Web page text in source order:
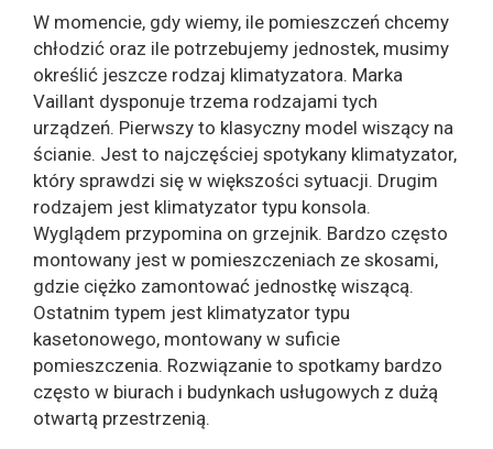
W momencie, gdy wiemy, ile pomieszczeń chcemy
chłodzić oraz ile potrzebujemy jednostek, musimy
określić jeszcze rodzaj klimatyzatora. Marka
Vaillant dysponuje trzema rodzajami tych
urządzeń. Pierwszy to klasyczny model wiszący na
ścianie. Jest to najczęściej spotykany klimatyzator,
który sprawdzi się w większości sytuacji. Drugim
rodzajem jest klimatyzator typu konsola.
Wyglądem przypomina on grzejnik. Bardzo często
montowany jest w pomieszczeniach ze skosami,
gdzie ciężko zamontować jednostkę wiszącą.
Ostatnim typem jest klimatyzator typu
kasetonowego, montowany w suficie
pomieszczenia. Rozwiązanie to spotkamy bardzo
często w biurach i budynkach usługowych z dużą
otwartą przestrzenią.